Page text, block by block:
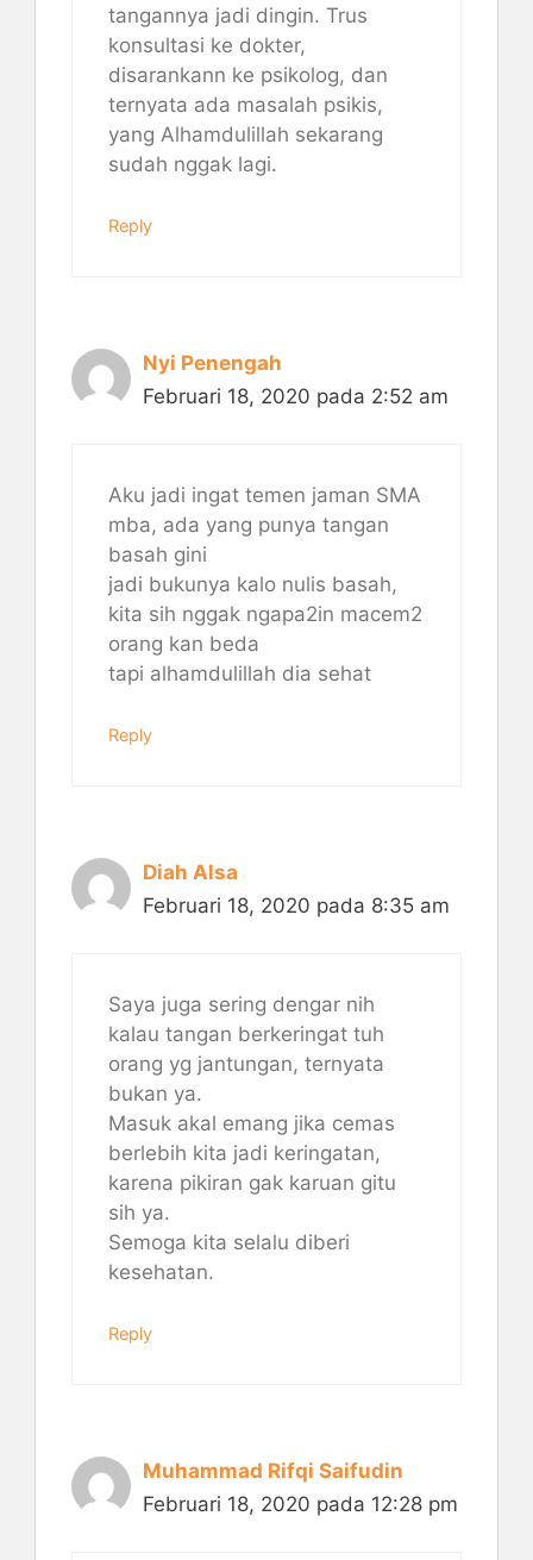
tangannya jadi dingin. Trus
konsultasi ke dokter,
disarankann ke psikolog, dan
ternyata ada masalah psikis,
yang Alhamdulillah sekarang
sudah nggak lagi.
Reply
Nyi Penengah
Februari 18, 2020 pada 2:52 am
Aku jadi ingat temen jaman SMA
mba, ada yang punya tangan
basah gini
jadi bukunya kalo nulis basah,
kita sih nggak ngapa2in macem2
orang kan beda
tapi alhamdulillah dia sehat
Reply
Diah Alsa
Februari 18, 2020 pada 8:35 am
Saya juga sering dengar nih
kalau tangan berkeringat tuh
orang yg jantungan, ternyata
bukan ya.
Masuk akal emang jika cemas
berlebih kita jadi keringatan,
karena pikiran gak karuan gitu
sih ya.
Semoga kita selalu diberi
kesehatan.
Reply
Muhammad Rifqi Saifudin
Februari 18, 2020 pada 12:28 pm